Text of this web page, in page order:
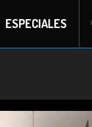
ESPECIALES